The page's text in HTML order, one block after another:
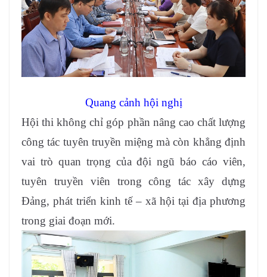
Quang cảnh hội nghị
Hội thi không chỉ góp phần nâng cao chất lượng
công tác tuyên truyền miệng mà còn khẳng định
vai trò quan trọng của đội ngũ báo cáo viên,
tuyên truyền viên trong công tác xây dựng
Đảng, phát triển kinh tế – xã hội tại địa phương
trong giai đoạn mới.